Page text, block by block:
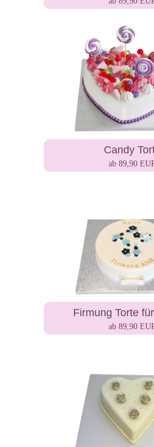
Candy
ab 89,90
Firmung Torte
ab 89,90